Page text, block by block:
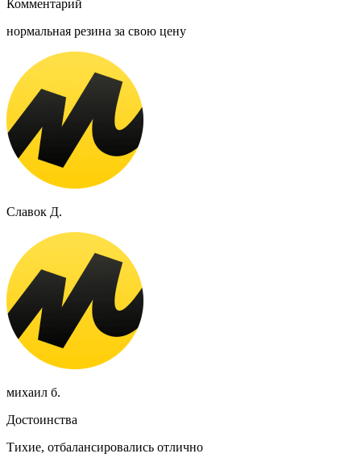
Комментарий
нормальная резина за свою цену
Славок Д.
михаил б.
Достоинства
Тихие, отбалансировались отлично